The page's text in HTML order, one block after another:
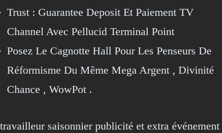
Trust : Guarantee Deposit Et Paiement TV
Channel Avec Pellucid Terminal Point
Posez Le Cagnotte Hall Pour Les Penseurs De
Réformisme Du Même Mega Argent , Divinité
Chance , WowPot .
travailleur saisonnier publicité et extra événement